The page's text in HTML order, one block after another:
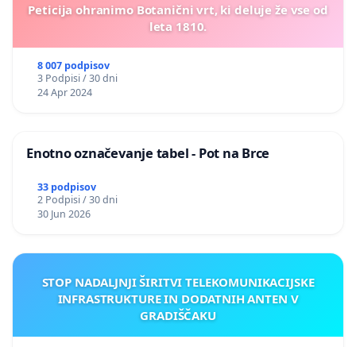
Peticija ohranimo Botanični vrt, ki deluje že vse od
leta 1810.
8 007 podpisov
3 Podpisi / 30 dni
24 Apr 2024
Enotno označevanje tabel - Pot na Brce
33 podpisov
2 Podpisi / 30 dni
30 Jun 2026
STOP NADALJNJI ŠIRITVI TELEKOMUNIKACIJSKE
INFRASTRUKTURE IN DODATNIH ANTEN V
GRADIŠČAKU